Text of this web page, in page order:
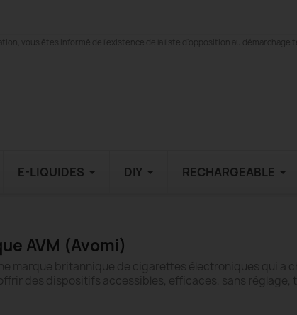
vous êtes informé de l'existence de la liste d'opposition au démarchage
E-LIQUIDES DIY RECHARGEABLE
AVM (Avomi)
marque britannique de cigarettes électroniques qui a
offrir des dispositifs accessibles, efficaces, sans